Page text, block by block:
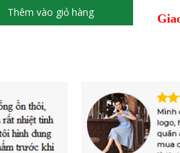
Thêm vào giỏ hàng